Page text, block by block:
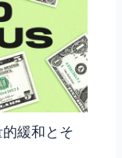
緩和とそ